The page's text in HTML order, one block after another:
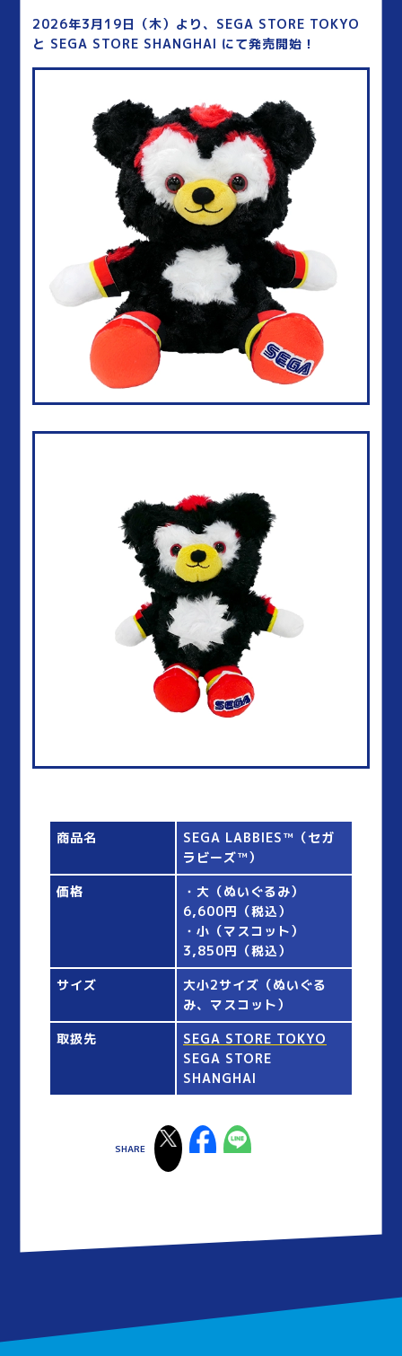
2026年3月19日（木）より、SEGA STORE TOKYO
と SEGA STORE SHANGHAI にて発売開始！
商品名
SEGA LABBIES™（セガ
ラビーズ™）
価格
・大（ぬいぐるみ）
6,600円（税込）
・小（マスコット）
3,850円（税込）
サイズ
大小2サイズ（ぬいぐる
み、マスコット）
取扱先
SEGA STORE TOKYO
SEGA STORE
SHANGHAI